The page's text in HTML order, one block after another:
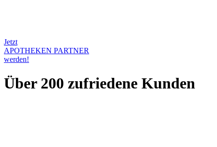
Jetzt
APOTHEKEN PARTNER
werden!
Über 200 zufriedene Kunden